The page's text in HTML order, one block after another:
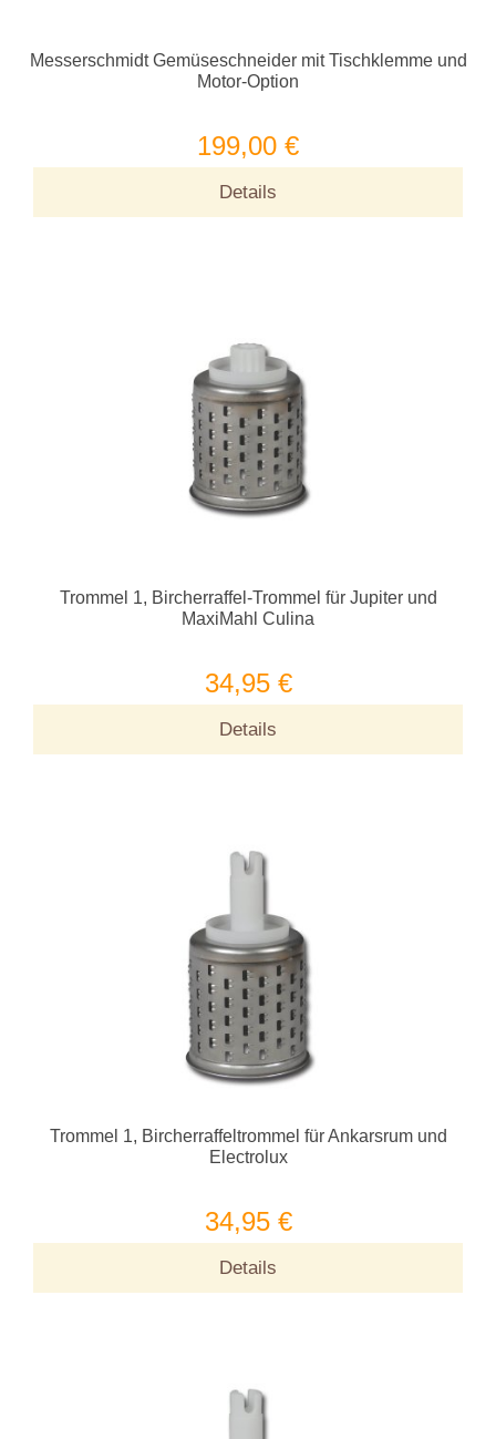
Messerschmidt Gemüseschneider mit Tischklemme und
Motor-Option
199,00 €
Details
Trommel 1, Bircherraffel-Trommel für Jupiter und
MaxiMahl Culina
34,95 €
Details
Trommel 1, Bircherraffeltrommel für Ankarsrum und
Electrolux
34,95 €
Details